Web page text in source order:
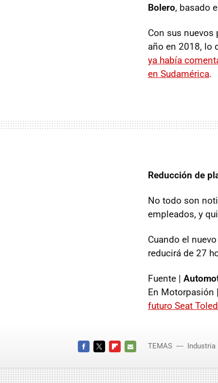
Bolero, basado
Con sus
año en 2018, lo
ya había
en Sudamérica.
Reducción de
No todo son
empleados, y
Cuando el
reducirá de 27
Fuente |
En
futuro Seat
MAIL
TEMAS Industria